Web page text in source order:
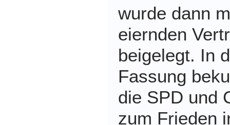
wurde dann
eiernden
beigelegt. In
Fassung
die SPD und
zum Frieden